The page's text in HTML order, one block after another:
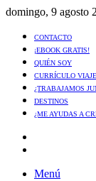
domingo, 9 agosto
CONTACTO
¡EBOOK GRATIS!
QUIÉN SOY
CURRÍCULO
¿TRABAJAMOS
DESTINOS
¿ME AYUDAS A
Menú